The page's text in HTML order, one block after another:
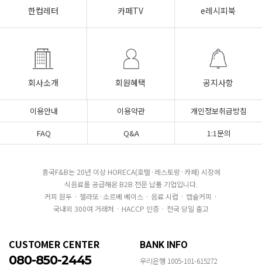
한컵레터 카페TV e레시피북
회사소개 회원혜택 공지사항
이용안내 이용약관
개인정보취급방침
FAQ
Q&A 1:1문의
흥국F&B는 20년 이상 HORECA(호텔·레스토랑·카페) 시장에
식음료를 공급해온 B2B 전문 납품 기업입니다.
커피 원두 · 젤라또·소르베 베이스 · 음료 시럽 · 캡슐커피 ·
국내외 300여 거래처 · HACCP 인증 · 전국 당일 출고
CUSTOMER CENTER
080-850-2445
BANK INFO
우리은행 1005-101-615272